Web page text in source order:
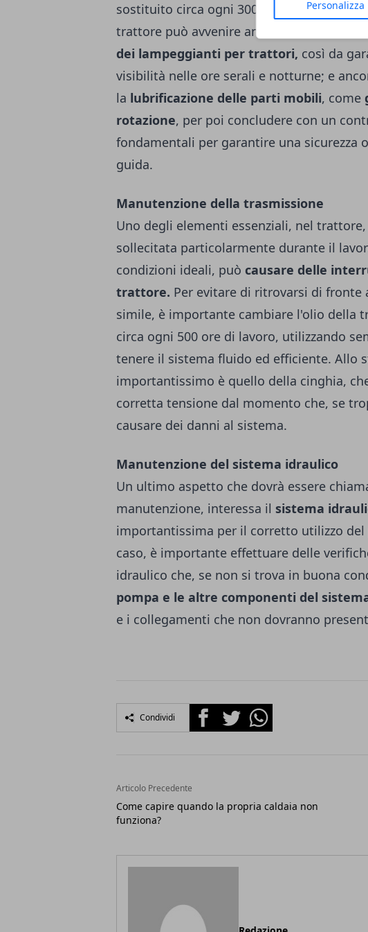
Personalizza
sostituito circa ogni 300 ore di lavoro. La
trattore può avvenire anche per quanto
dei lampeggianti per trattori, così da
visibilità nelle ore serali e notturne; e
la lubrificazione delle parti mobili, come
rotazione, per poi concludere con un
fondamentali per garantire una sicurezza
guida.
Manutenzione della trasmissione
Uno degli elementi essenziali, nel trattore,
sollecitata particolarmente durante il
condizioni ideali, può causare delle
trattore. Per evitare di ritrovarsi di
simile, è importante cambiare l'olio della
circa ogni 500 ore di lavoro, utilizzando
tenere il sistema fluido ed efficiente. Allo
importantissimo è quello della cinghia,
corretta tensione dal momento che, se
causare dei danni al sistema.
Manutenzione del sistema idraulico
Un ultimo aspetto che dovrà essere
manutenzione, interessa il sistema
importantissima per il corretto utilizzo
caso, è importante effettuare delle
idraulico che, se non si trova in buona
pompa e le altre componenti del
e i collegamenti che non dovranno
Condividi FacebookTwitterWhatsapp
Articolo Precedente
Come capire quando la propria caldaia non
funziona?